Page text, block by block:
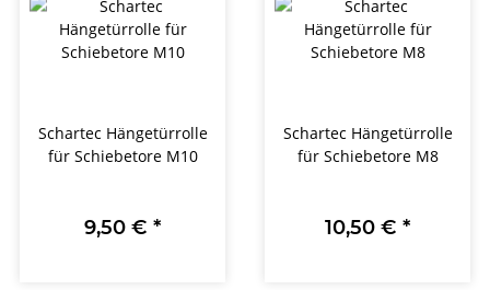
Schartec Hängetürrolle
für Schiebetore M10
9,50 € *
Schartec Hängetürrolle
für Schiebetore M8
10,50 € *